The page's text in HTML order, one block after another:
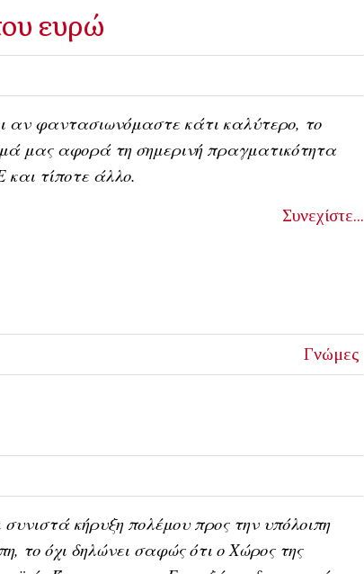
ευρώ
αν φαντασιωνόμαστε κάτι καλύτερο, το
μας αφορά τη σημερινή πραγματικότητα
και τίποτε άλλο.
Συνεχίστε...
Γνώμες
συνιστά κήρυξη πολέμου προς την υπόλοιπη
το όχι δηλώνει σαφώς ότι ο Χώρος της